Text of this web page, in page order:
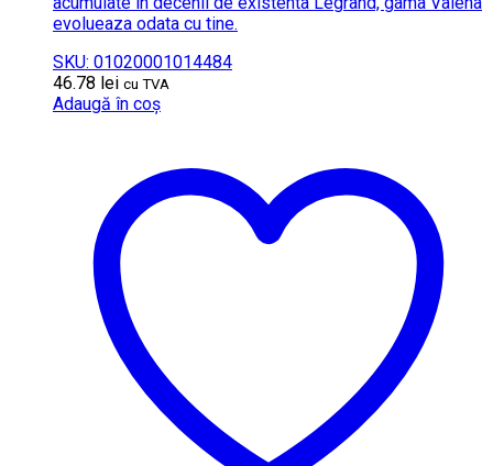
evolueaza odata cu tine.
SKU: 01020001014484
46.78 lei cu TVA
Adaugă în coș